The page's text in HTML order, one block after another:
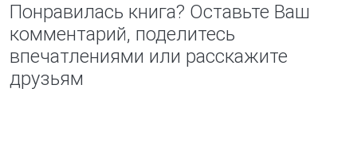
Понравилась книга? Оставьте Ваш
комментарий, поделитесь
впечатлениями или расскажите
друзьям